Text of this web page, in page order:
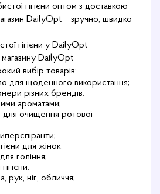
гігієни оптом з доставкою
DailyOpt – зручно, швидко
гігієни у DailyOpt
магазину DailyOpt
вибір товарів:
для щоденного використання;
різних брендів;
ароматами;
для очищення ротової
для жінок;
гоління;
рук, ніг, обличчя;